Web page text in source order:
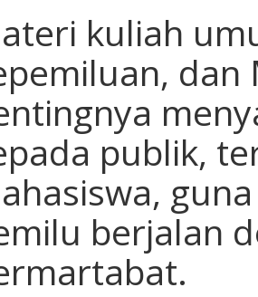
kuliah
publik,
berjalan